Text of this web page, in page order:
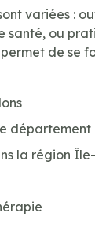
variées :
ou
de se
département
la région